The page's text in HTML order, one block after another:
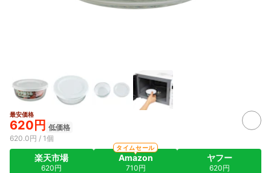
最安価格
620円 低価格
620.0円 / 1個
楽天市場
620円
Amazon
710円
タイムセール
ヤフー
620円